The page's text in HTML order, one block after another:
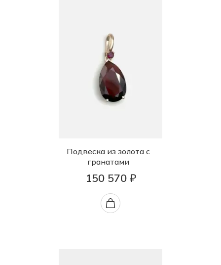
Подвеска из золота с
гранатами
150 570 ₽